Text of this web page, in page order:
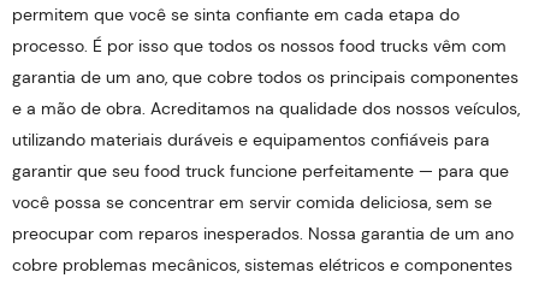
permitem que você se sinta confiante em cada etapa do
processo. É por isso que todos os nossos food trucks vêm com
garantia de um ano, que cobre todos os principais componentes
e a mão de obra. Acreditamos na qualidade dos nossos veículos,
utilizando materiais duráveis ​​e equipamentos confiáveis ​​para
garantir que seu food truck funcione perfeitamente — para que
você possa se concentrar em servir comida deliciosa, sem se
preocupar com reparos inesperados. Nossa garantia de um ano
cobre problemas mecânicos, sistemas elétricos e componentes